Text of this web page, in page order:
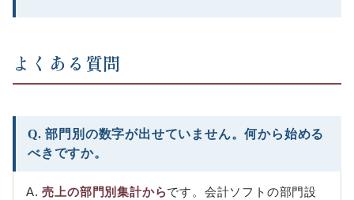
よくある質問
Q. 部門別の数字が出せていません。何から始める
べきですか。
A.売上の部門別集計からです。会計ソフトの部門設